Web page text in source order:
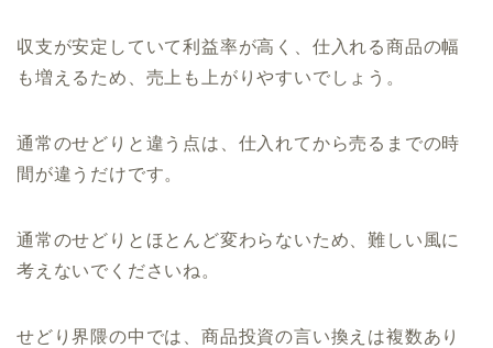
収支が安定していて利益率が高く、仕入れる商品の幅
も増えるため、売上も上がりやすいでしょう。
通常のせどりと違う点は、仕入れてから売るまでの時
間が違うだけです。
通常のせどりとほとんど変わらないため、難しい風に
考えないでくださいね。
せどり界隈の中では、商品投資の言い換えは複数あり